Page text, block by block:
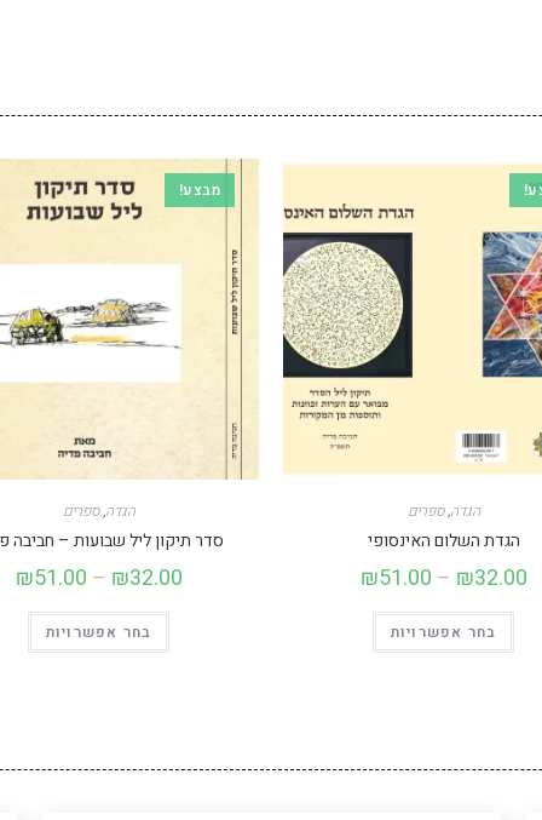
הגדה,ספרים
הגדת השלום האינסופי
₪32.00
–
₪51.00
בחר אפשרויות
מבצע!
הגדה,ספרים
סדר תיקון ליל שבועות – חביבה
₪32.00
–
₪51.00
בחר אפשרויות